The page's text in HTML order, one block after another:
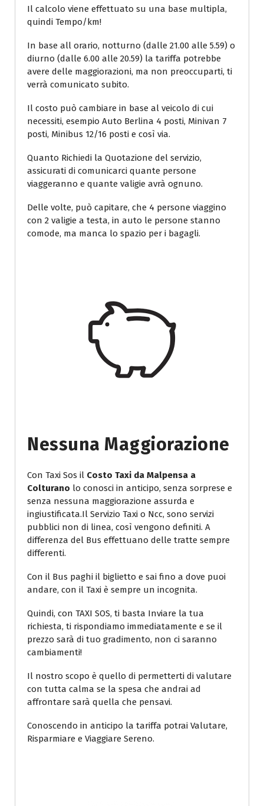
Il calcolo viene effettuato su una base multipla,
quindi Tempo/km!
In base all orario, notturno (dalle 21.00 alle 5.59) o
diurno (dalle 6.00 alle 20.59) la tariffa potrebbe
avere delle maggiorazioni, ma non preoccuparti, ti
verrà comunicato subito.
Il costo può cambiare in base al veicolo di cui
necessiti, esempio Auto Berlina 4 posti, Minivan 7
posti, Minibus 12/16 posti e così via.
Quanto Richiedi la Quotazione del servizio,
assicurati di comunicarci quante persone
viaggeranno e quante valigie avrà ognuno.
Delle volte, può capitare, che 4 persone viaggino
con 2 valigie a testa, in auto le persone stanno
comode, ma manca lo spazio per i bagagli.
Nessuna Maggiorazione
Con Taxi Sos il Costo Taxi da Malpensa a
Colturano lo conosci in anticipo, senza sorprese e
senza nessuna maggiorazione assurda e
ingiustificata.Il Servizio Taxi o Ncc, sono servizi
pubblici non di linea, così vengono definiti. A
differenza del Bus effettuano delle tratte sempre
differenti.
Con il Bus paghi il biglietto e sai fino a dove puoi
andare, con il Taxi è sempre un incognita.
Quindi, con TAXI SOS, ti basta Inviare la tua
richiesta, ti rispondiamo immediatamente e se il
prezzo sarà di tuo gradimento, non ci saranno
cambiamenti!
Il nostro scopo è quello di permetterti di valutare
con tutta calma se la spesa che andrai ad
affrontare sarà quella che pensavi.
Conoscendo in anticipo la tariffa potrai Valutare,
Risparmiare e Viaggiare Sereno.